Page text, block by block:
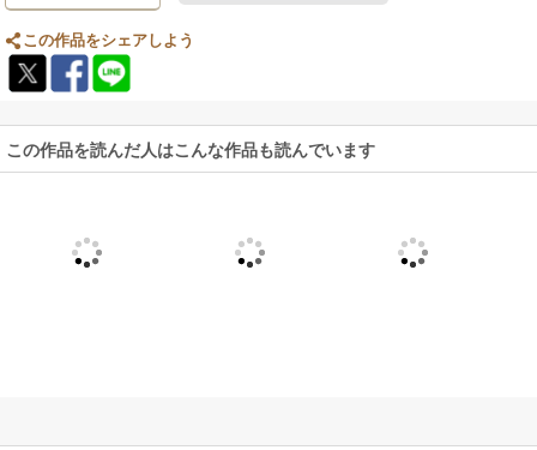
この作品をシェアしよう
この作品を読んだ人はこんな作品も読んでいます